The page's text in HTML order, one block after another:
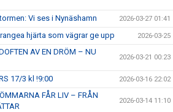
Vi ses i Nynäshamn 2026-03-27 01:41
hjärta som vägrar ge upp 2026-03-25
AV EN DRÖM – NU
2026-03-21 00:23
17/3 kl !9:00 2026-03-16 22:02
FÅR LIV – FRÅN
2026-03-14 11:10